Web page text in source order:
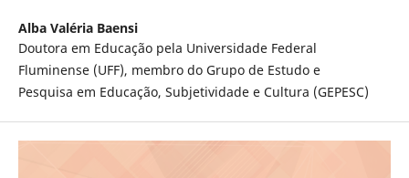
Alba Valéria Baensi
Doutora em Educação pela Universidade Federal
Fluminense (UFF), membro do Grupo de Estudo e
Pesquisa em Educação, Subjetividade e Cultura (GEPESC)